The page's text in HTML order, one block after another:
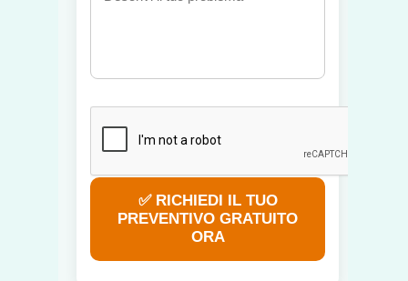
✅ RICHIEDI IL TUO
PREVENTIVO GRATUITO
ORA